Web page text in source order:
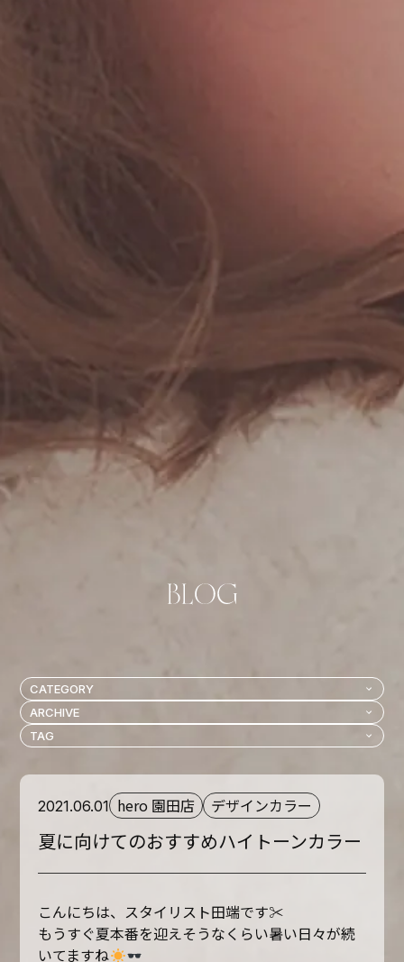
2021.06.01 hero 園田店 デザインカラー
夏に向けてのおすすめハイトーンカラー
こんにちは、スタイリスト田端です✂︎
もうすぐ夏本番を迎えそうなくらい暑い日々が続
いてますね